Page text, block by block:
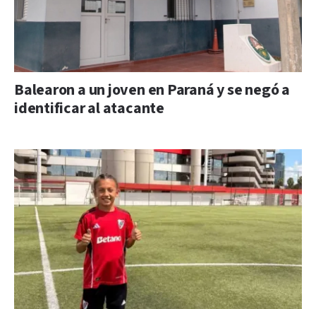
Balearon a un joven en Paraná y se negó a
identificar al atacante